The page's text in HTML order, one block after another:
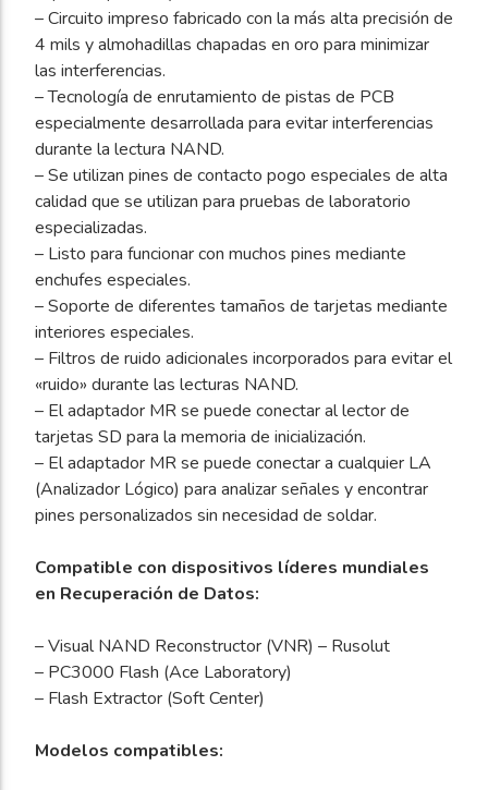
– Circuito impreso fabricado con la más alta precisión de
4 mils y almohadillas chapadas en oro para minimizar
las interferencias.
– Tecnología de enrutamiento de pistas de PCB
especialmente desarrollada para evitar interferencias
durante la lectura NAND.
– Se utilizan pines de contacto pogo especiales de alta
calidad que se utilizan para pruebas de laboratorio
especializadas.
– Listo para funcionar con muchos pines mediante
enchufes especiales.
– Soporte de diferentes tamaños de tarjetas mediante
interiores especiales.
– Filtros de ruido adicionales incorporados para evitar el
«ruido» durante las lecturas NAND.
– El adaptador MR se puede conectar al lector de
tarjetas SD para la memoria de inicialización.
– El adaptador MR se puede conectar a cualquier LA
(Analizador Lógico) para analizar señales y encontrar
pines personalizados sin necesidad de soldar.
Compatible con dispositivos líderes mundiales
en Recuperación de Datos:
– Visual NAND Reconstructor (VNR) – Rusolut
– PC3000 Flash (Ace Laboratory)
– Flash Extractor (Soft Center)
Modelos compatibles: